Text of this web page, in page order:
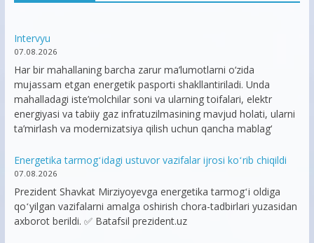
Intervyu
07.08.2026
Har bir mahallaning barcha zarur ma’lumotlarni o‘zida
mujassam etgan energetik pasporti shakllantiriladi. Unda
mahalladagi iste’molchilar soni va ularning toifalari, elektr
energiyasi va tabiiy gaz infratuzilmasining mavjud holati, ularni
ta’mirlash va modernizatsiya qilish uchun qancha mablag‘
Energetika tarmogʻidagi ustuvor vazifalar ijrosi koʻrib chiqildi
07.08.2026
Prezident Shavkat Mirziyoyevga energetika tarmogʻi oldiga
qoʻyilgan vazifalarni amalga oshirish chora-tadbirlari yuzasidan
axborot berildi. ✅ Batafsil prezident.uz